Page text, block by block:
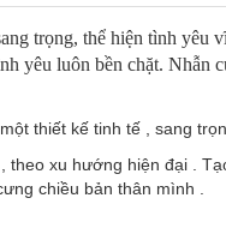
trọng, thể hiện tình yêu
yêu luôn bền chặt.
thiết kế tinh tế , sang
xu hướng hiện đại .
chiều bản thân mình .